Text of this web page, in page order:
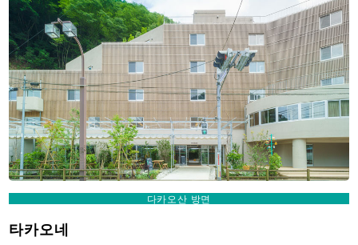
다카오산 방면
타카오네